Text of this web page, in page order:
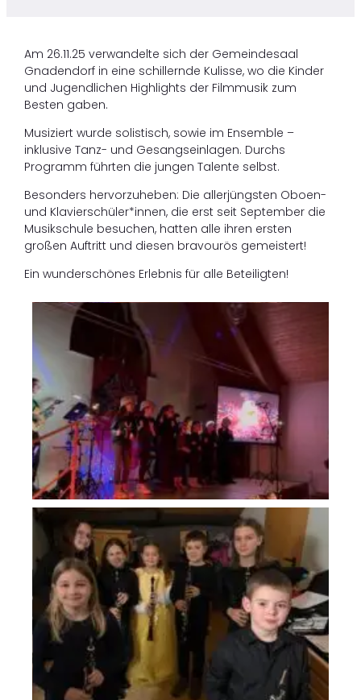
Am 26.11.25 verwandelte sich der Gemeindesaal
Gnadendorf in eine schillernde Kulisse, wo die Kinder
und Jugendlichen Highlights der Filmmusik zum
Besten gaben.
Musiziert wurde solistisch, sowie im Ensemble –
inklusive Tanz- und Gesangseinlagen. Durchs
Programm führten die jungen Talente selbst.
Besonders hervorzuheben: Die allerjüngsten Oboen-
und Klavierschüler*innen, die erst seit September die
Musikschule besuchen, hatten alle ihren ersten
großen Auftritt und diesen bravourös gemeistert!
Ein wunderschönes Erlebnis für alle Beteiligten!